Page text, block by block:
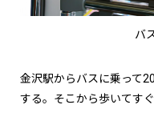
バ
金沢駅からバスに乗って
する。そこから歩いてす